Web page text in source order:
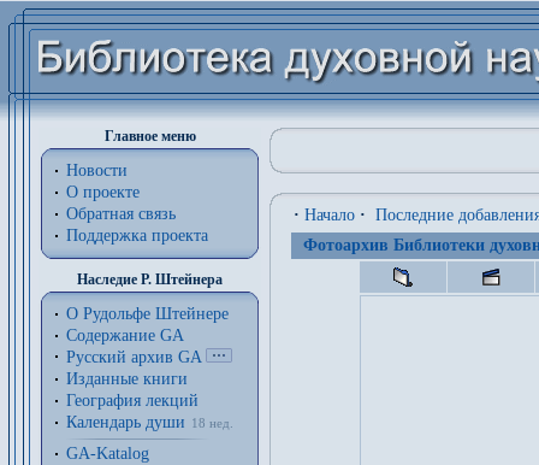
Главное меню
Новости
О проекте
Обратная связь
Поддержка проекта
Наследие Р. Штейнера
О Рудольфе Штейнере
Содержание GA
Русский архив GA
Изданные книги
География лекций
Календарь души
18 нед.
GA-Katalog
· Начало · Последние
Фотоархив Библиотеки